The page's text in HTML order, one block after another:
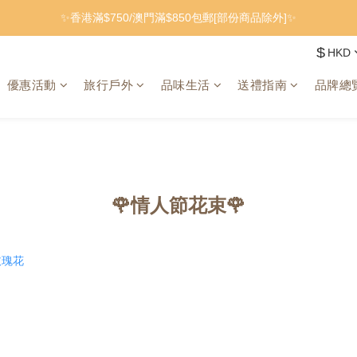
✨香港滿$750/澳門滿$850包郵[部份商品除外]✨
$ HKD
優惠活動 旅行戶外 品味生活 送禮指南 品牌總
🌹情人節花束🌹